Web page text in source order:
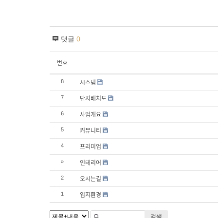
댓글 0
번호
8 시스템
7 단지배치도
6 사업개요
5 커뮤니티
4 프리미엄
» 인테리어
2 오시는길
1 입지환경
검색